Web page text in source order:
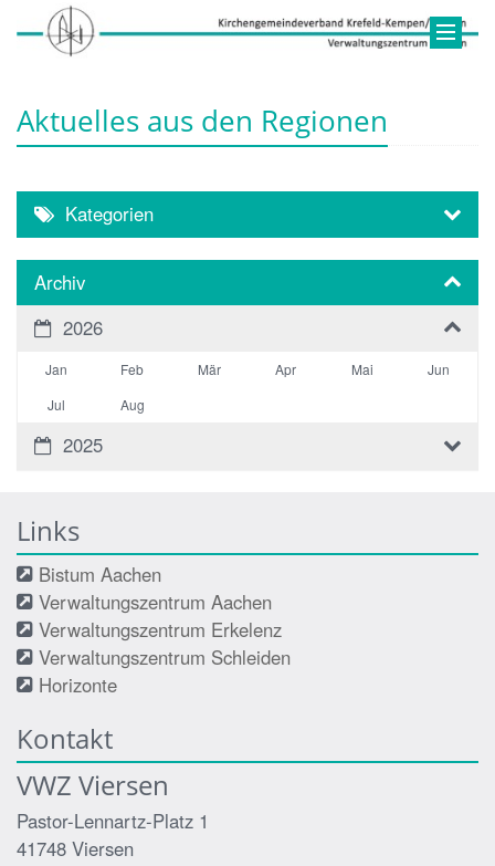
Aktuelles aus den Regionen
Kategorien
Archiv
2026
Jan Feb Mär Apr Mai
Jun
Jul
Aug
2025
Links
Bistum Aachen
Verwaltungszentrum Aachen
Verwaltungszentrum Erkelenz
Verwaltungszentrum Schleiden
Horizonte
Kontakt
VWZ Viersen
Pastor-Lennartz-Platz 1
41748 Viersen